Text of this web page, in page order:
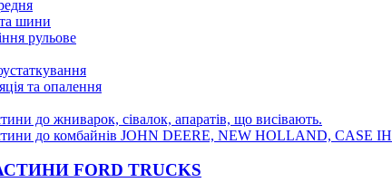
шини
рульове
та опалення
до жниварок, сівалок, апаратів, що висівають.
до комбайнів JOHN DEERE, NEW HOLLAND, CASE IH
FORD TRUCKS